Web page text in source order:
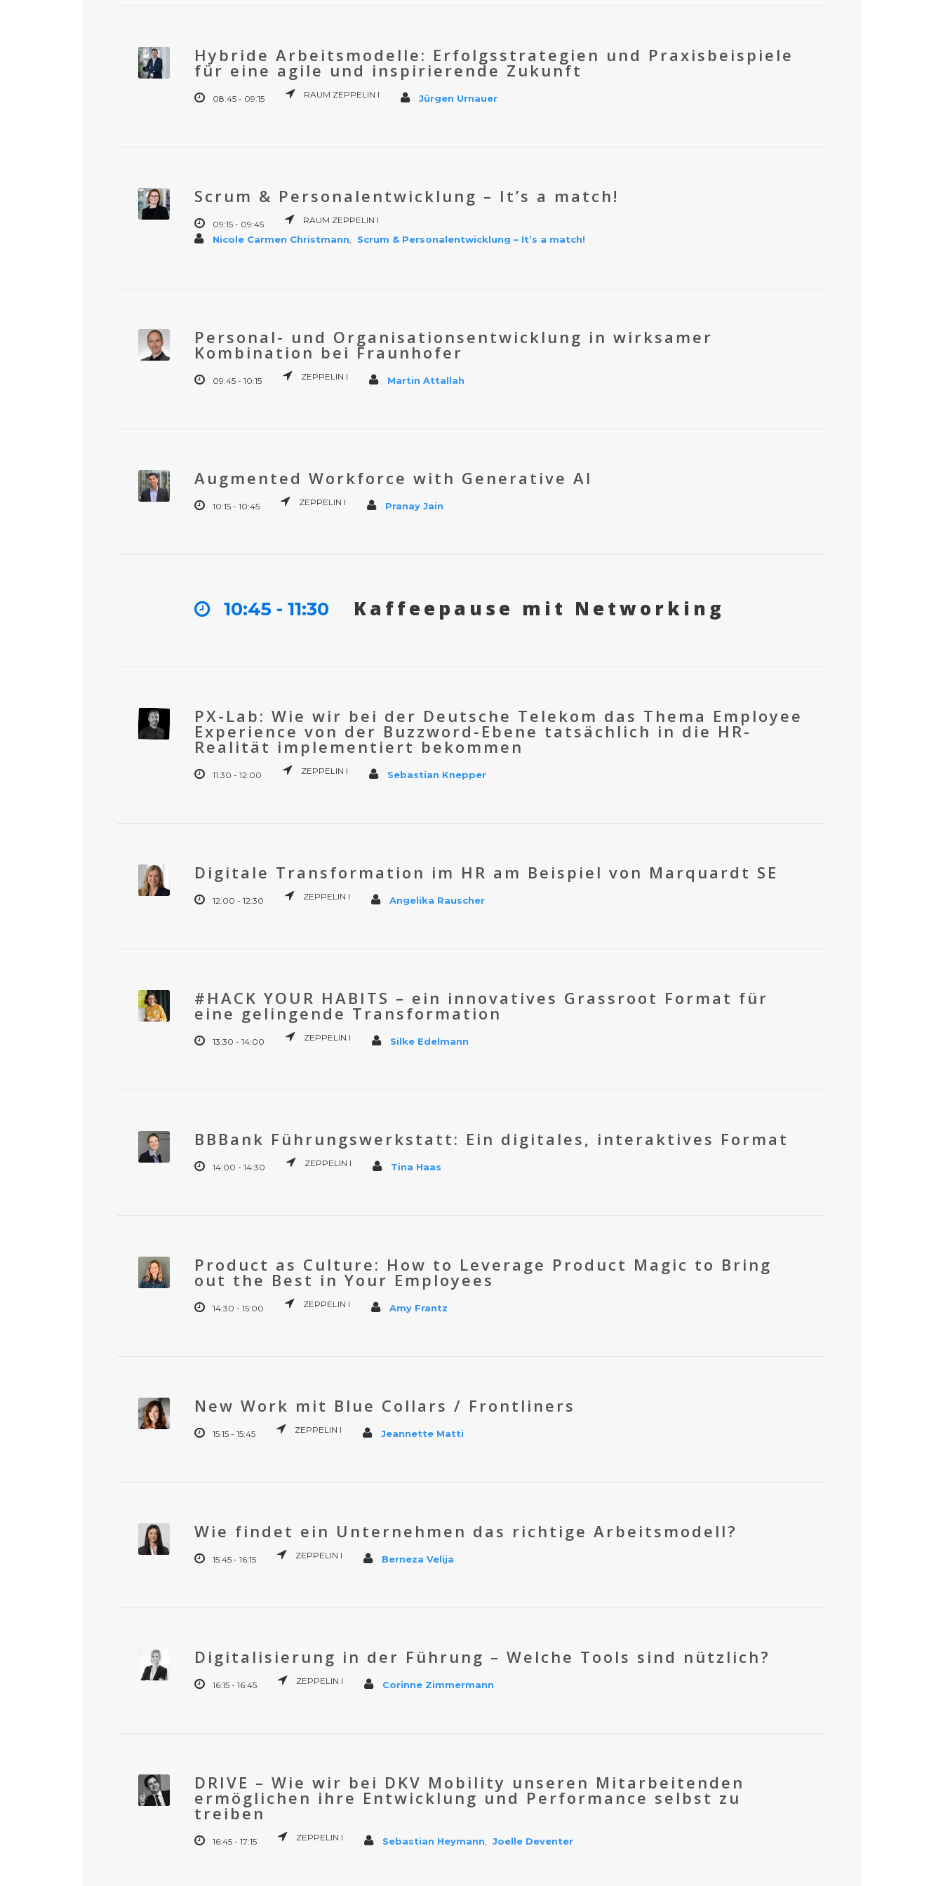
Hybride Arbeitsmodelle: Erfolgsstrategien und Praxisbeispiele
für eine agile und inspirierende Zukunft
08:45 - 09:15 RAUM ZEPPELIN I Jürgen Urnauer
Scrum & Personalentwicklung – It’s a match!
09:15 - 09:45 RAUM ZEPPELIN I
Nicole Carmen Christmann Scrum & Personalentwicklung – It’s a match!
Personal- und Organisationsentwicklung in wirksamer
Kombination bei Fraunhofer
09:45 - 10:15 ZEPPELIN I Martin Attallah
Augmented Workforce with Generative AI
10:15 - 10:45 ZEPPELIN I Pranay Jain
10:45 - 11:30 Kaffeepause mit Networking
PX-Lab: Wie wir bei der Deutsche Telekom das Thema Employee
Experience von der Buzzword-Ebene tatsächlich in die HR-
Realität implementiert bekommen
11:30 - 12:00 ZEPPELIN I Sebastian Knepper
Digitale Transformation im HR am Beispiel von Marquardt SE
12:00 - 12:30 ZEPPELIN I Angelika Rauscher
#HACK YOUR HABITS – ein innovatives Grassroot Format für
eine gelingende Transformation
13:30 - 14:00 ZEPPELIN I Silke Edelmann
BBBank Führungswerkstatt: Ein digitales, interaktives Format
14:00 - 14:30 ZEPPELIN I Tina Haas
Product as Culture: How to Leverage Product Magic to Bring
out the Best in Your Employees
14:30 - 15:00 ZEPPELIN I Amy Frantz
New Work mit Blue Collars / Frontliners
15:15 - 15:45 ZEPPELIN I Jeannette Matti
Wie findet ein Unternehmen das richtige Arbeitsmodell?
15:45 - 16:15 ZEPPELIN I Berneza Velija
Digitalisierung in der Führung – Welche Tools sind nützlich?
16:15 - 16:45 ZEPPELIN I Corinne Zimmermann
DRIVE – Wie wir bei DKV Mobility unseren Mitarbeitenden
ermöglichen ihre Entwicklung und Performance selbst zu
treiben
16:45 - 17:15 ZEPPELIN I Sebastian Heymann Joelle Deventer